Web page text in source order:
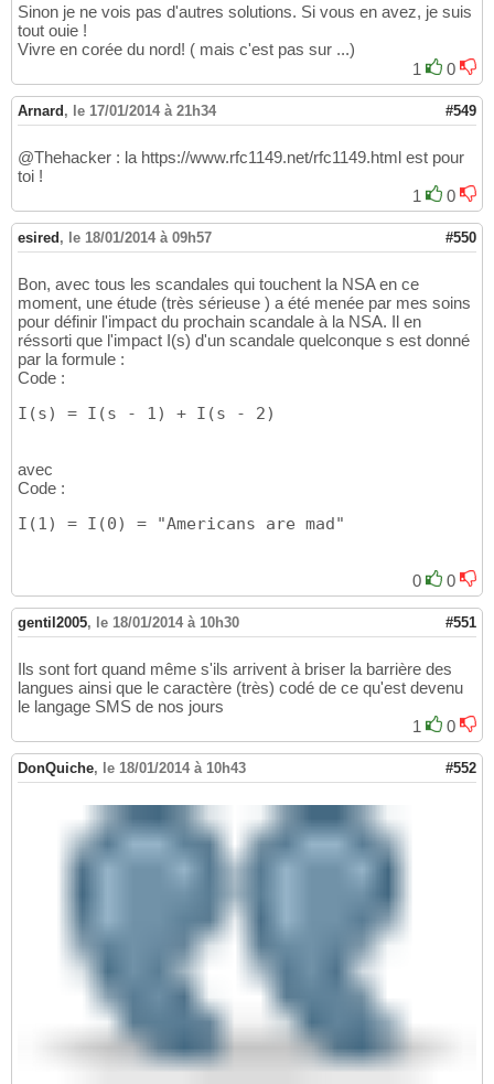
Sinon je ne vois pas d'autres solutions. Si vous en avez, je suis
tout ouie !
Vivre en corée du nord! ( mais c'est pas sur ...)
1
0
Arnard , le 17/01/2014 à 21h34 #549
@Thehacker : la https://www.rfc1149.net/rfc1149.html est pour
toi !
1
0
esired , le 18/01/2014 à 09h57 #550
Bon, avec tous les scandales qui touchent la NSA en ce
moment, une étude (très sérieuse ) a été menée par mes soins
pour définir l'impact du prochain scandale à la NSA. Il en
réssorti que l'impact I(s) d'un scandale quelconque s est donné
par la formule :
Code :
I(s) = I(s - 1) + I(s - 2)
avec
Code :
I(1) = I(0) = "Americans are mad"
0 0
gentil2005, le 18/01/2014 à 10h30 #551
Ils sont fort quand même s'ils arrivent à briser la barrière des
langues ainsi que le caractère (très) codé de ce qu'est devenu
le langage SMS de nos jours
1
0
DonQuiche, le 18/01/2014 à 10h43 #552